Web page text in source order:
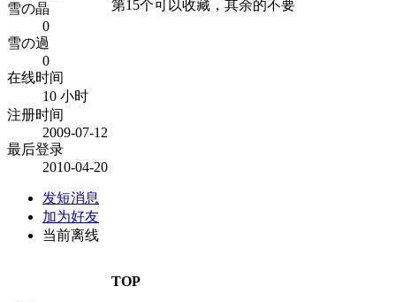
雪の晶
0
雪の過
0
在线时间
10 小时
注册时间
2009-07-12
最后登录
2010-04-20
发短消息
加为好友
当前离线
第15个可以收藏，其余的不要
TOP